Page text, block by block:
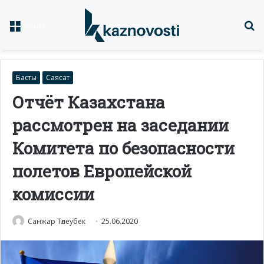
Басты Саясат
Отчёт Казахстана
рассмотрен на заседании
Комитета по безопасности
полетов Европейской
комиссии
Санжар Төлеубек 25.06.2020